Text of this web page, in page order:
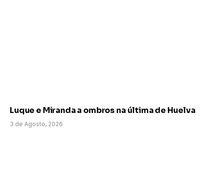
Luque e Miranda a ombros na última de Huelva
3 de Agosto, 2026